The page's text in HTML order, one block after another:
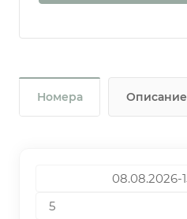
Номера Описание